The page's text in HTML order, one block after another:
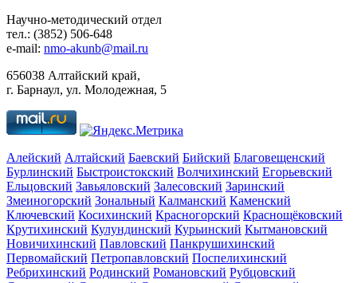
Научно-методический отдел
тел.: (3852) 506-648
e-mail: nmo-akunb@mail.ru
656038 Алтайский край,
г. Барнаул, ул. Молодежная, 5
Алейский Алтайский Баевский Бийский Благовещенский
Бурлинский Быстроистокский Волчихинский Егорьевский
Ельцовский Завьяловский Залесовский Заринский
Змеиногорский Зональный Калманский Каменский
Ключевский Косихинский Красногорский Краснощёковский
Крутихинский Кулундинский Курьинский Кытмановский
Новичихинский Павловский Панкрушихинский
Первомайский Петропавловский Поспелихинский
Ребрихинский Родинский Романовский Рубцовский